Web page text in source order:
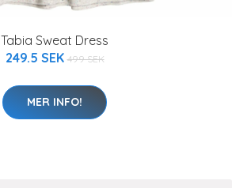
Tabia Sweat Dress
249.5 SEK 499 SEK
MER INFO!